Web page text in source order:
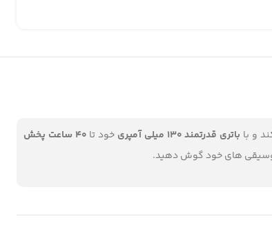
و با باتری قدرتمند 130 میلی آمپری خود تا
40 ساعت پخش